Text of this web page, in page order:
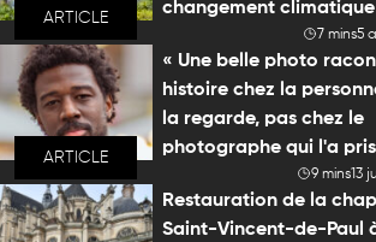
ARTICLE
changement climatique
7 mins5
ARTICLE
« Une belle photo
histoire chez la
la regarde, pas chez le
photographe qui l'a
9 mins13
Restauration de la
Saint-Vincent-de-Paul